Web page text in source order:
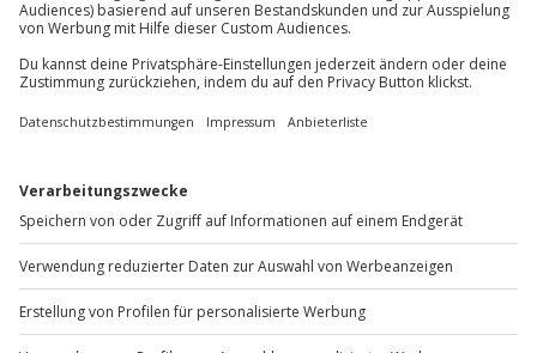
Sichere Dir attraktive Firmenkunden Vorteile.
+49 89 / 60 60 89 700
Mo-Fr: 9-17 Uhr
b2b@jochen-schweizer.de
www.b2b.jochen-schweizer.de/
Artikelnummer:49363